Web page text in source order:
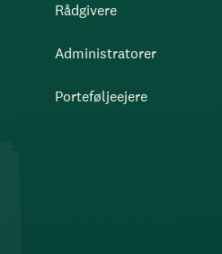
Rådgivere
Administratorer
Porteføljeejere